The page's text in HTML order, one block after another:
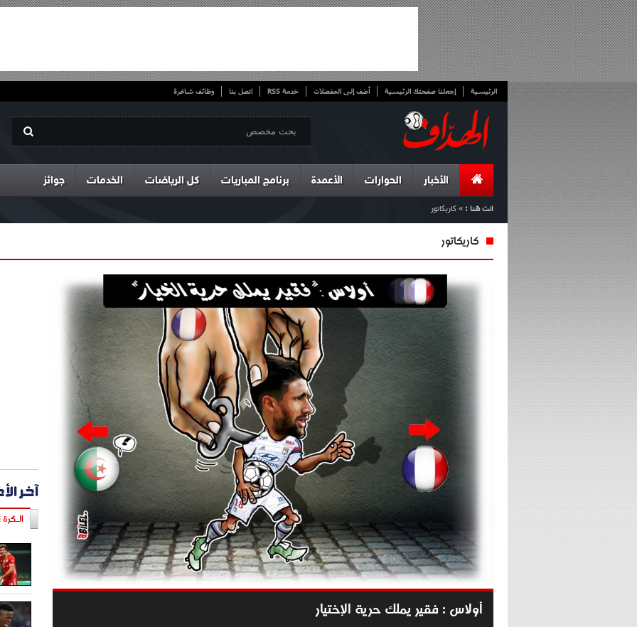
الرئيسية إجعلنا صفحتك الرئيسية أضف إلى المفضلات خدمة RSS اتصل بنا وظائف شاغرة
الأخبار الحوارات الأعمدة برنامج المباريات كل الرياضات الخدمات جوائز
انت هنا : » كاريكاتور
كاريكاتور
أولاس : فقير يملك حرية الإختيار
آخر
الـكرة